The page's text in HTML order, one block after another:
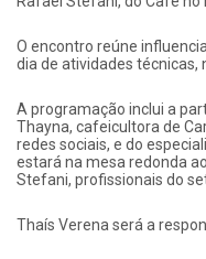
O encontro reúne
dia de atividades técnicas,
A programação inclui a
Thayna, cafeicultora de
redes sociais, e do
estará na mesa redonda
Stefani, profissionais do
Thaís Verena será a